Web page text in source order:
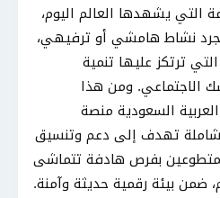
التي يشهدها العالم اليوم،
نشاط هامشي أو ترفيهي،
ترتكز عليها تنمية
الاجتماعي. ومن هذا
السعودية منصة
تهدف إلى دعم وتنسيق
بفرص هادفة تتماشى
ضمن بيئة رقمية حديثة وآمنة.